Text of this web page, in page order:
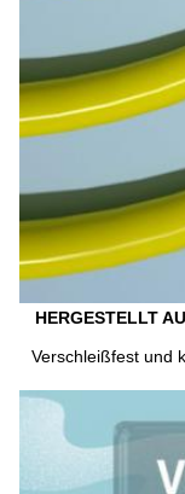
HERGESTELLT
Verschleißfest und